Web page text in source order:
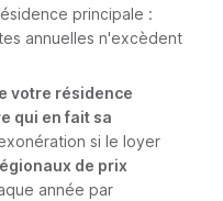
principale :
annuelles n'excèdent
votre résidence
qui en fait sa
si le loyer
de prix
année par